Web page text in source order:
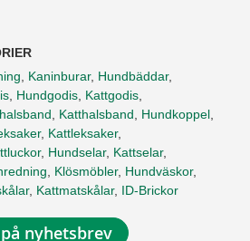
, Kaninburar, Hundbäddar,
, Hundgodis, Kattgodis,
, Katthalsband, Hundkoppel,
, Kattleksaker,
, Hundselar, Kattselar,
, Klösmöbler, Hundväskor,
, Kattmatskålar, ID-Brickor
nyhetsbrev